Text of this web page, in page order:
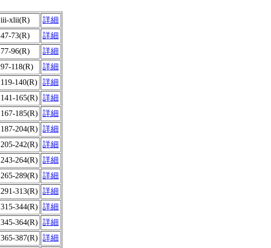
iii-xlii(R)
詳細
47-73(R)
詳細
77-96(R)
詳細
97-118(R)
詳細
119-140(R)
詳細
141-165(R) 詳細
167-185(R) 詳細
187-204(R) 詳細
205-242(R) 詳細
243-264(R) 詳細
265-289(R) 詳細
291-313(R) 詳細
315-344(R) 詳細
345-364(R) 詳細
365-387(R) 詳細